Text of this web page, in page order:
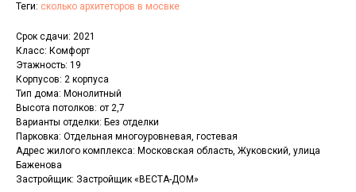
Теги: сколько архитеторов в мосвке
Срок сдачи: 2021
Класс: Комфорт
Этажность: 19
Корпусов: 2 корпуса
Тип дома: Монолитный
Высота потолков: от 2,7
Варианты отделки: Без отделки
Парковка: Отдельная многоуровневая, гостевая
Адрес жилого комплекса: Московская область, Жуковский, улица
Баженова
Застройщик: Застройщик «ВЕСТА-ДОМ»